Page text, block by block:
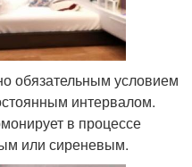
обязательным условием
интервалом.
в процессе
или сиреневым.